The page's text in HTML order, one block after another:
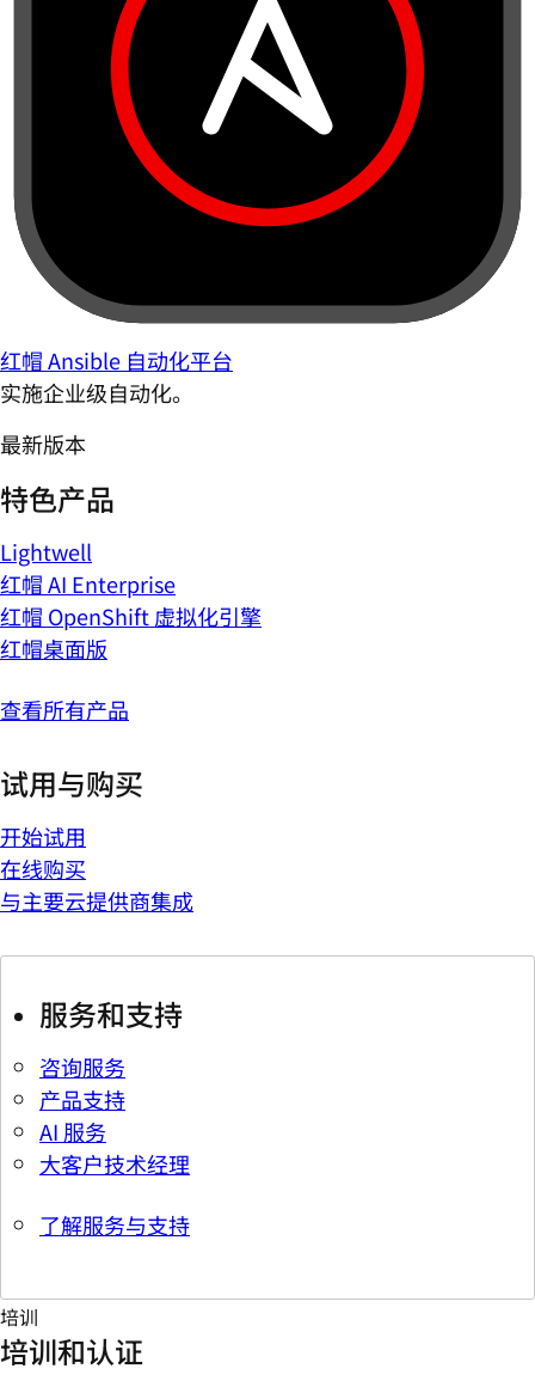
红帽 Ansible 自动化平台
实施企业级自动化。
最新版本
特色产品
Lightwell
红帽 AI Enterprise
红帽 OpenShift 虚拟化引擎
红帽桌面版
查看所有产品
试用与购买
开始试用
在线购买
与主要云提供商集成
服务和支持
咨询服务
产品支持
AI 服务
大客户技术经理
了解服务与支持
培训
培训和认证